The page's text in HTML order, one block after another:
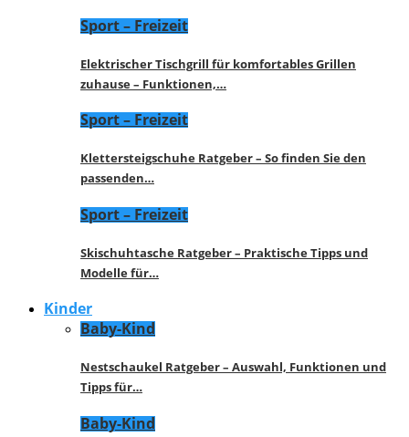
Sport – Freizeit
Elektrischer Tischgrill für komfortables Grillen
zuhause – Funktionen,…
Sport – Freizeit
Klettersteigschuhe Ratgeber – So finden Sie den
passenden…
Sport – Freizeit
Skischuhtasche Ratgeber – Praktische Tipps und
Modelle für…
Kinder
Baby-Kind
Nestschaukel Ratgeber – Auswahl, Funktionen und
Tipps für…
Baby-Kind